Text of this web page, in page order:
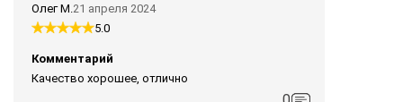
Олег М. 21 апреля 2024
5.0
Комментарий
Качество хорошее, отлично